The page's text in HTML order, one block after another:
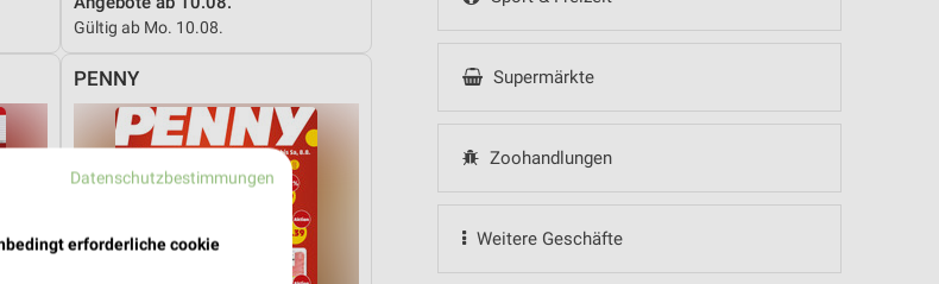
Supermärkte
Zoohandlungen
Weitere Geschäfte
Gültig ab Mo. 10.08.
PENNY
Datenschutzbestimmungen
erforderliche cookie